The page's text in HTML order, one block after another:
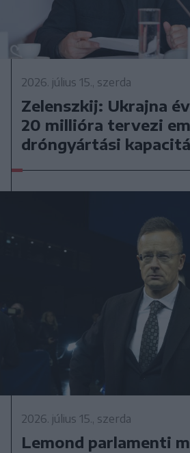
2026. július 15., szerda
Zelenszkij: Ukrajna
20 millióra tervezi
dróngyártási
2026. július 15., szerda
Lemond parlamenti